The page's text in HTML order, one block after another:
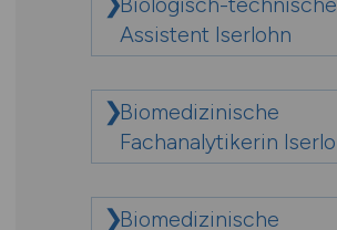
Assistent Iserlohn
Biomedizinische
Fachanalytikerin
Biomedizinische